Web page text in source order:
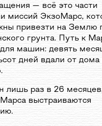
— всё это части
миссий ЭкзоМарс,
привезти на Землю
грунта. Путь к
машин: девять
дней вдали от дома
лишь раз в 26
выстраиваются